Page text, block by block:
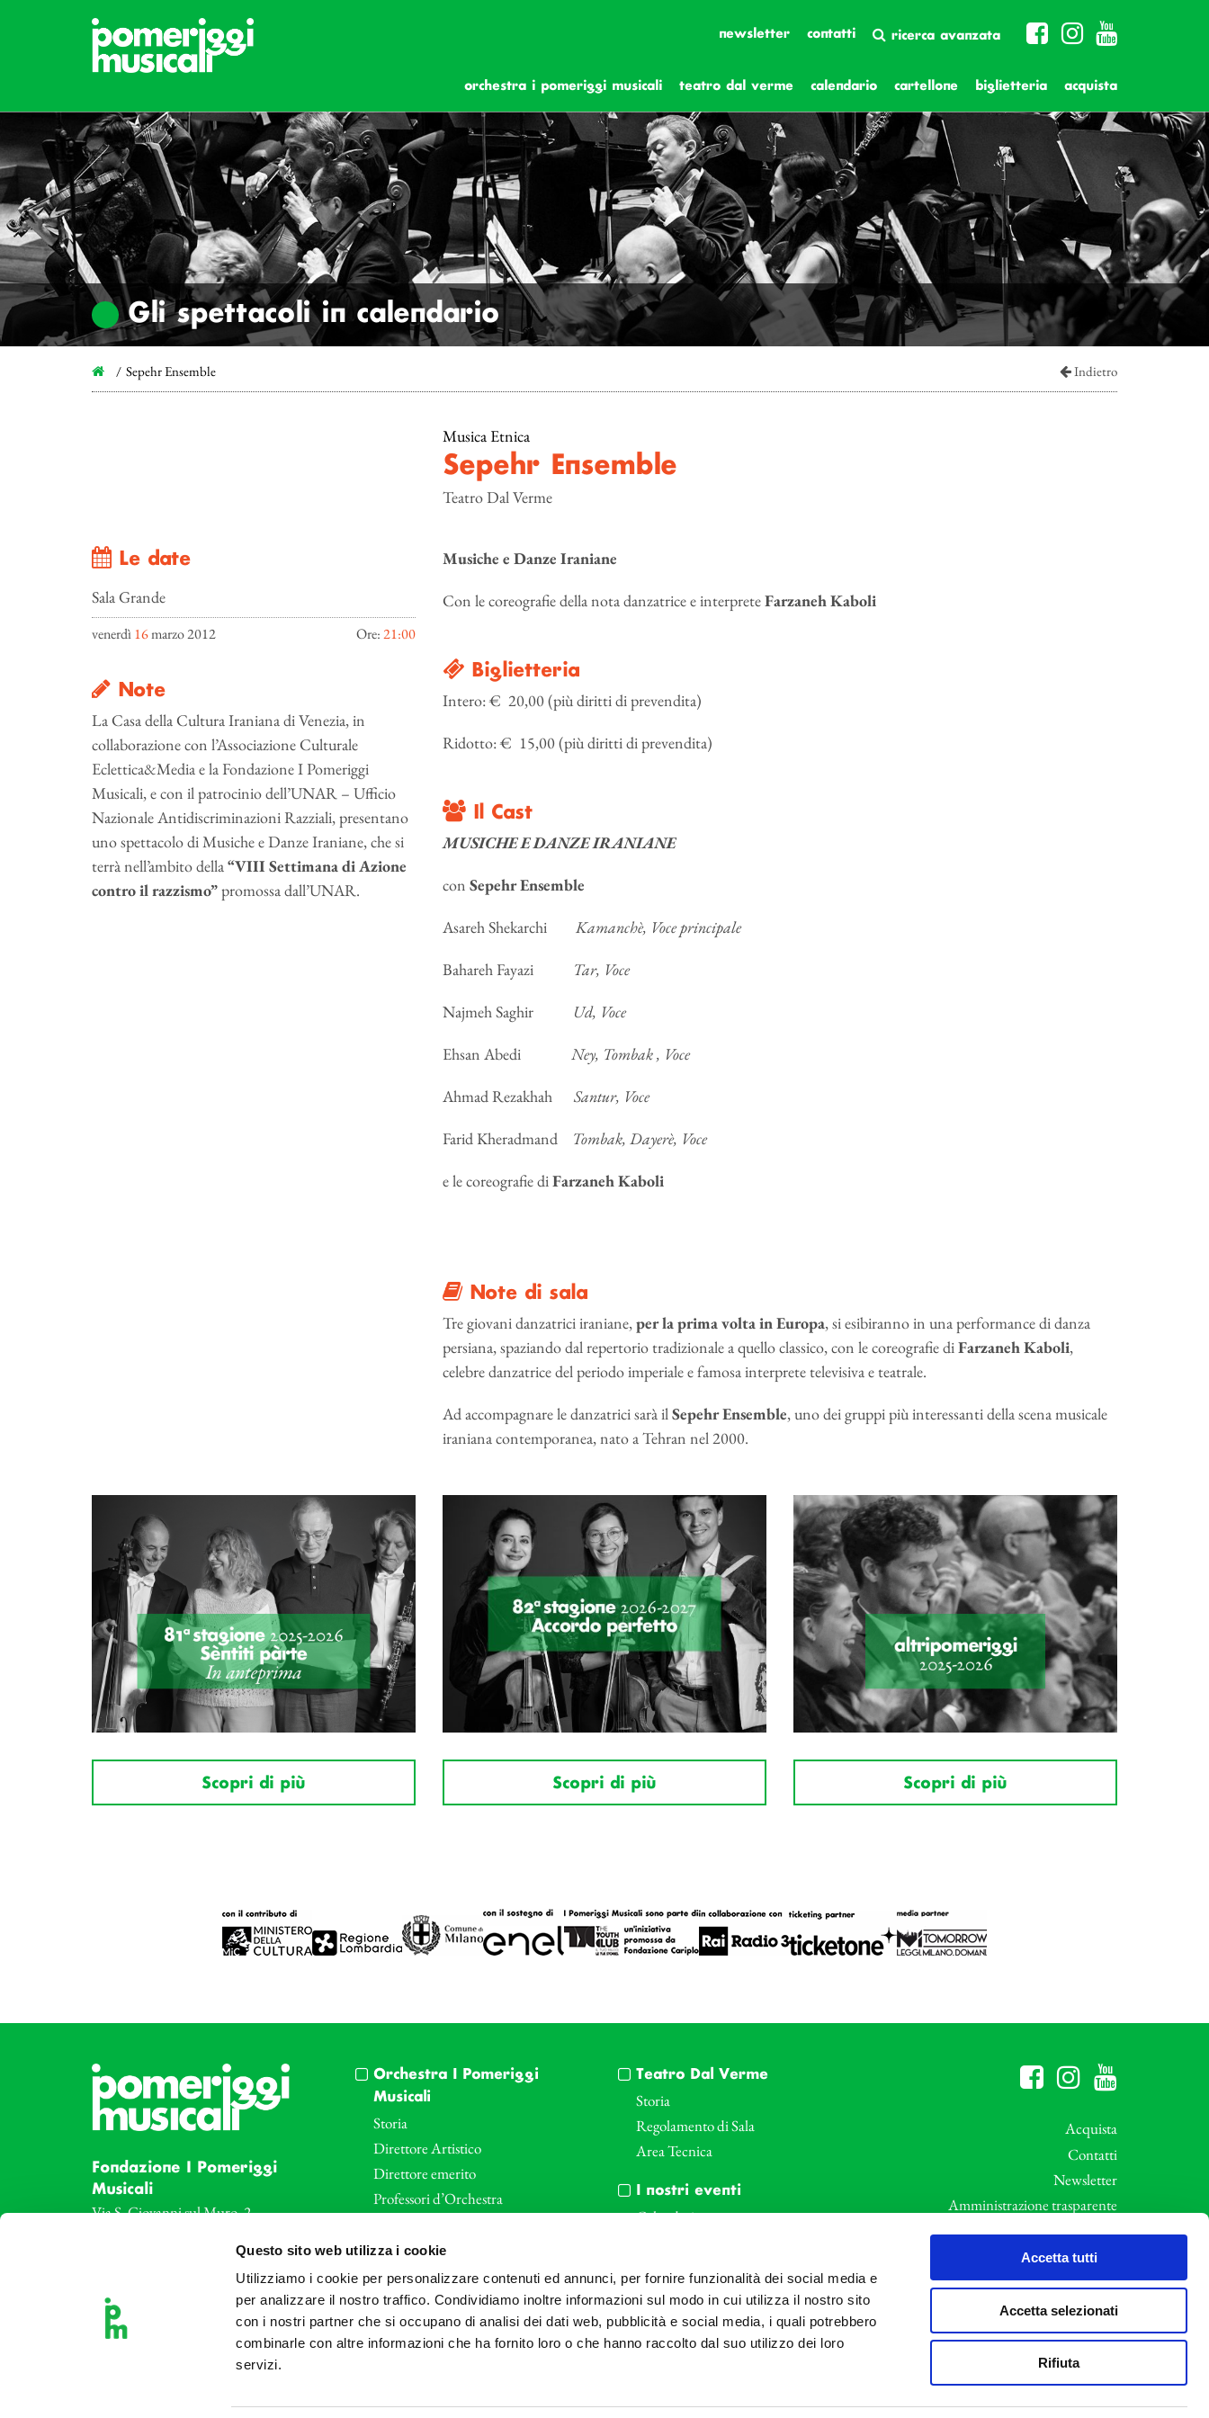
Questo sito web utilizza i cookie
Utilizziamo i cookie per personalizzare contenuti ed annunci, per fornire funzionalità dei social media e
per analizzare il nostro traffico. Condividiamo inoltre informazioni sul modo in cui utilizza il nostro sito
con i nostri partner che si occupano di analisi dei dati web, pubblicità e social media, i quali potrebbero
combinarle con altre informazioni che ha fornito loro o che hanno raccolto dal suo utilizzo dei loro
servizi.
Accetta tutti
Accetta selezionati
Rifiuta
newsletter contatti ricerca avanzata
orchestra i pomeriggi musicali teatro dal verme calendario cartellone biglietteria acquista
Gli spettacoli in calendario
Sepehr Ensemble Indietro
Le date
Sala Grande
venerdì16marzo 2012 Ore:21:00
Note
La Casa della Cultura Iraniana di Venezia, in
collaborazione con l’Associazione Culturale
Eclettica&Media e la Fondazione I Pomeriggi
Musicali, e con il patrocinio dell’UNAR – Ufficio
Nazionale Antidiscriminazioni Razziali, presentano
uno spettacolo di Musiche e Danze Iraniane, che si
terrà nell’ambito della“VIII Settimana di Azione
contro il razzismo”promossa dall’UNAR.
Musica Etnica
Sepehr Ensemble
Teatro Dal Verme
Musiche e Danze Iraniane
Con le coreografie della nota danzatrice e interpreteFarzaneh Kaboli
Biglietteria
Intero: € 20,00 (più diritti di prevendita)
Ridotto: € 15,00 (più diritti di prevendita)
Il Cast
MUSICHE E DANZE IRANIANE
con Sepehr Ensemble
Asareh Shekarchi Kamanchè, Voce principale
Bahareh Fayazi Tar, Voce
Najmeh Saghir Ud, Voce
Ehsan Abedi Ney, Tombak , Voce
Ahmad RezakhahSantur, Voce
Farid Kheradmand Tombak, Dayerè, Voce
e le coreografie diFarzaneh Kaboli
Note di sala
Tre giovani danzatrici iraniane,per la prima volta in Europa,si esibiranno in una performance di danza
persiana, spaziando dal repertorio tradizionale a quello classico, con le coreografie diFarzaneh Kaboli,
celebre danzatrice del periodo imperiale e famosa interprete televisiva e teatrale.
Ad accompagnare le danzatrici sarà ilSepehr Ensemble, uno dei gruppi più interessanti della scena musicale
iraniana contemporanea, nato a Tehran nel 2000.
Scopri di più Scopri di più Scopri di più
Fondazione I Pomeriggi
Musicali
Via S. Giovanni sul Muro, 2
Tel: +39 02 87905
Teatro Dal Verme
Via S. Giovanni sul Muro, 2
Orchestra I Pomeriggi
Musicali
Storia
Direttore Artistico
Direttore emerito
Professori d’Orchestra
Le sale
Art Bonus
Teatro Dal Verme
Storia
Regolamento di Sala
Area Tecnica
I nostri eventi
Calendario
Biglietteria
Archivio Fotografico
Acquista
Contatti
Newsletter
Amministrazione trasparente
Whistleblowing
Privacy e Cookie Policy
Informative Privacy
Area riservata
Credits